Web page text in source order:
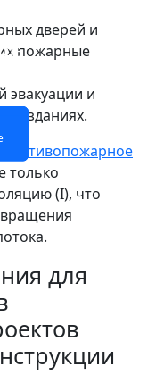
И
дверей и
пожарные
эвакуации и
зданиях.
противопожарное
только
(I), что
для